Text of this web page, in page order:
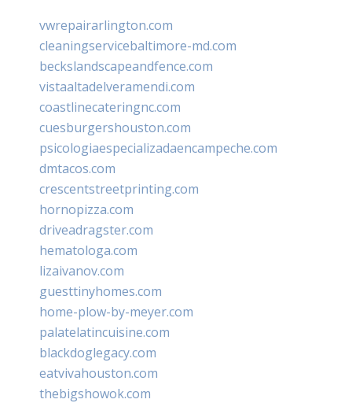
vwrepairarlington.com
cleaningservicebaltimore-md.com
beckslandscapeandfence.com
vistaaltadelveramendi.com
coastlinecateringnc.com
cuesburgershouston.com
psicologiaespecializadaencampeche.com
dmtacos.com
crescentstreetprinting.com
hornopizza.com
driveadragster.com
hematologa.com
lizaivanov.com
guesttinyhomes.com
home-plow-by-meyer.com
palatelatincuisine.com
blackdoglegacy.com
eatvivahouston.com
thebigshowok.com